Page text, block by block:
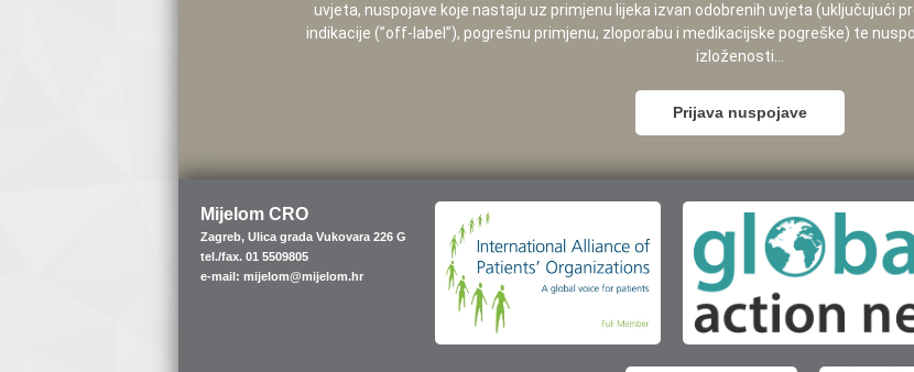
uvjeta, nuspojave koje nastaju uz primjenu lijeka izvan odobrenih uvjeta (uključujući
indikacije (”off-label”), pogrešnu primjenu, zloporabu i medikacijske pogreške) te
izloženosti...
Prijava nuspojave
Mijelom CRO
Zagreb, Ulica grada Vukovara 226 G
tel./fax. 01 5509805
e-mail: mijelom@mijelom.hr